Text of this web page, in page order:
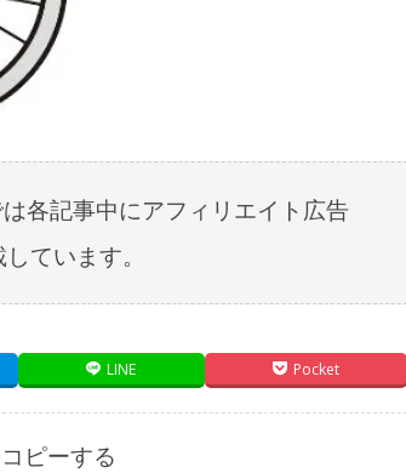
各記事中にアフィリエイト広告
ています。
LINE Pocket
ピーする